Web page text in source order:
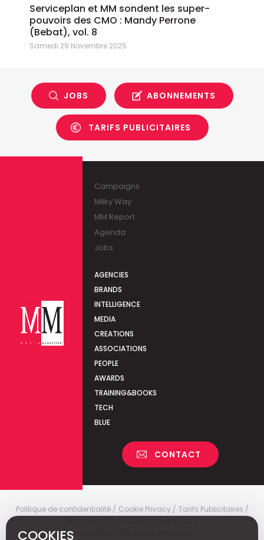
Serviceplan et MM sondent les super-
pouvoirs des CMO : Mandy Perrone
(Bebat), vol. 8
Samedi 29 Novembre 2025
JOBS ABONNEMENTS
TARIFS PUBLICITAIRES
Campaigns
Milky Way
MM Report
Agenda
Jobs
AGENCIES
BRANDS
INTELLIGENCE
MEDIA
CREATIONS
ASSOCIATIONS
PEOPLE
AWARDS
TRAINING&BOOKS
TECH
BLUE
CONTACT
Politique de confidentialité Cookie Privacy
Tarifs Publicitaires
COOKIES